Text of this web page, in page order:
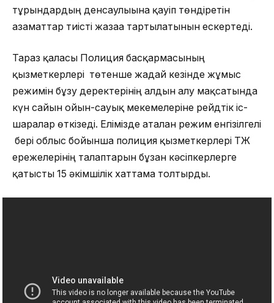
тұрғындардың денсаулығына қауіп төндіретін
азаматтар тиісті жазаға тартылатынын ескертеді.
Тараз қаласы Полиция басқармасының
қызметкерлері төтенше жағдай кезінде жұмыс
режимін бұзу деректерінің алдын алу мақсатында
күн сайын ойын-сауық мекемелеріне рейдтік іс-
шаралар өткізеді. Елімізде аталған режим енгізілгелі
бері облыс бойынша полиция қызметкерлері ТЖ
ережелерінің талаптарын бұзған кәсіпкерлерге
қатысты 15 әкімшілік хаттама толтырды.